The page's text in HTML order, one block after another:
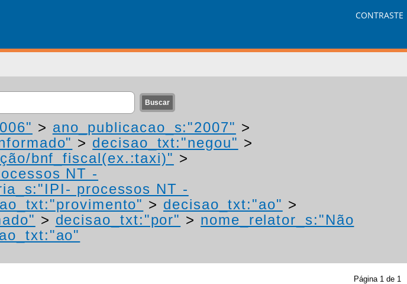
CONTRASTE
> ano_publicacao_s:"2007" >
> decisao_txt:"negou" >
bnf_fiscal(ex.:taxi)" >
NT -
processos NT -
> decisao_txt:"ao" >
> decisao_txt:"por" > nome_relator_s:"Não
Página 1 de 1